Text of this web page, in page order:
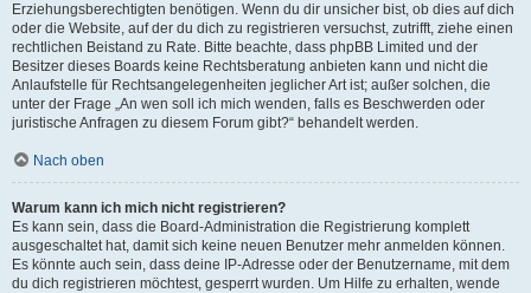
Erziehungsberechtigten benötigen. Wenn du dir unsicher bist, ob dies auf dich
oder die Website, auf der du dich zu registrieren versuchst, zutrifft, ziehe einen
rechtlichen Beistand zu Rate. Bitte beachte, dass phpBB Limited und der
Besitzer dieses Boards keine Rechtsberatung anbieten kann und nicht die
Anlaufstelle für Rechtsangelegenheiten jeglicher Art ist; außer solchen, die
unter der Frage „An wen soll ich mich wenden, falls es Beschwerden oder
juristische Anfragen zu diesem Forum gibt?“ behandelt werden.
Nach oben
Warum kann ich mich nicht registrieren?
Es kann sein, dass die Board-Administration die Registrierung komplett
ausgeschaltet hat, damit sich keine neuen Benutzer mehr anmelden können.
Es könnte auch sein, dass deine IP-Adresse oder der Benutzername, mit dem
du dich registrieren möchtest, gesperrt wurden. Um Hilfe zu erhalten, wende